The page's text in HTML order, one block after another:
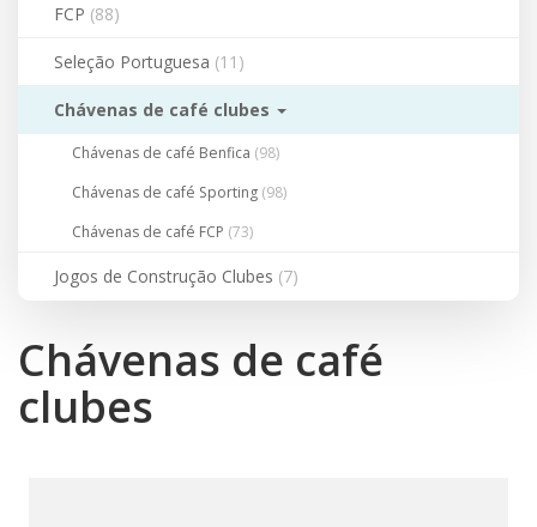
FCP (88)
Seleção Portuguesa (11)
Chávenas de café clubes
Chávenas de café Benfica (98)
Chávenas de café Sporting (98)
Chávenas de café FCP (73)
Jogos de Construção Clubes (7)
Chávenas de café
clubes